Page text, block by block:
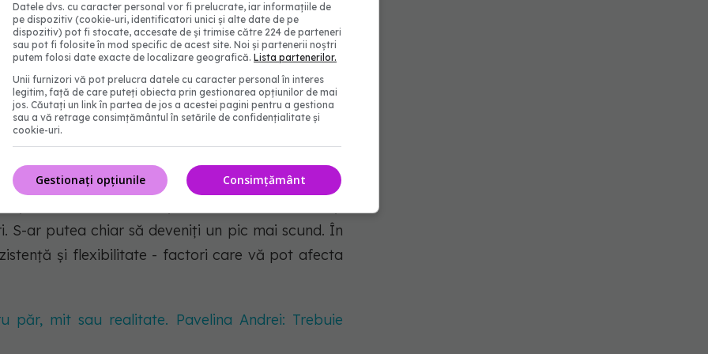
joacă un rol important în vindecarea și
Încercați să dormiți între șapte și nouă ore pe
articulațiile și mușchii
în dimensiune și densitate, slăbindu-le și
S-ar putea chiar să deveniți un pic mai scund. În
și flexibilitate - factori care vă pot afecta
păr, mit sau realitate. Pavelina Andrei: Trebuie
Datele dvs. cu caracter personal vor fi prelucrate, iar informațiile de
pe dispozitiv (cookie-uri, identificatori unici și alte date de pe
dispozitiv) pot fi stocate, accesate de și trimise către 224 de parteneri
sau pot fi folosite în mod specific de acest site. Noi și partenerii noștri
putem folosi date exacte de localizare geografică. Lista partenerilor.
Unii furnizori vă pot prelucra datele cu caracter personal în interes
legitim, față de care puteți obiecta prin gestionarea opțiunilor de mai
jos. Căutați un link în partea de jos a acestei pagini pentru a gestiona
sau a vă retrage consimțământul în setările de confidențialitate și
cookie-uri.
Consimțământ
Gestionați opțiunile